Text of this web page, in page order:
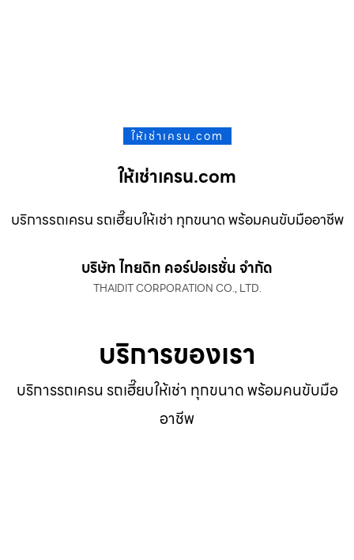
ให้เช่าเครน.com
ให้เช่าเครน.com
บริการรถเครน รถเฮี๊ยบให้เช่า ทุกขนาด พร้อมคนขับมืออาชีพ
บริษัท ไทยดิท คอร์ปอเรชั่น จำกัด
THAIDIT CORPORATION CO., LTD.
บริการของเรา
บริการรถเครน รถเฮี๊ยบให้เช่า ทุกขนาด พร้อมคนขับมือ
อาชีพ